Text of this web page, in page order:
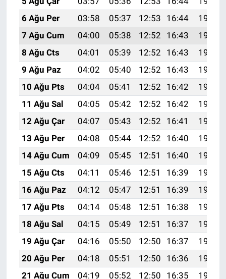
6 Ağu Per
03:58 05:37 12:53 16:44
19:58
7 Ağu Cum
04:00 05:38 12:52 16:43
19:57
8 Ağu Cts
04:01 05:39 12:52 16:43
19:55
9 Ağu Paz
04:02 05:40 12:52 16:43
19:54
10 Ağu Pts
04:04 05:41 12:52 16:42
19:53
11 Ağu Sal
04:05 05:42 12:52 16:42
19:52
12 Ağu Çar
04:07 05:43 12:52 16:41
19:50
13 Ağu Per
04:08 05:44 12:52 16:40
19:49
14 Ağu Cum
04:09 05:45 12:51 16:40
19:48
15 Ağu Cts
04:11 05:46 12:51 16:39
19:47
16 Ağu Paz
04:12 05:47 12:51 16:39
19:45
17 Ağu Pts
04:14 05:48 12:51 16:38
19:44
18 Ağu Sal
04:15 05:49 12:51 16:37
19:42
19 Ağu Çar
04:16 05:50 12:50 16:37
19:41
20 Ağu Per
04:18 05:51 12:50 16:36
19:40
21 Ağu Cum
04:19 05:52 12:50 16:35
19:38